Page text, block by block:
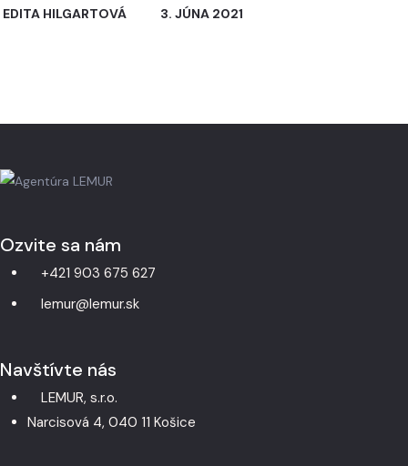
EDITA HILGARTOVÁ 3. JÚNA 2021
Ozvite sa nám
+421 903 675 627
lemur@lemur.sk
Navštívte nás
LEMUR, s.r.o.
Narcisová 4, 040 11 Košice